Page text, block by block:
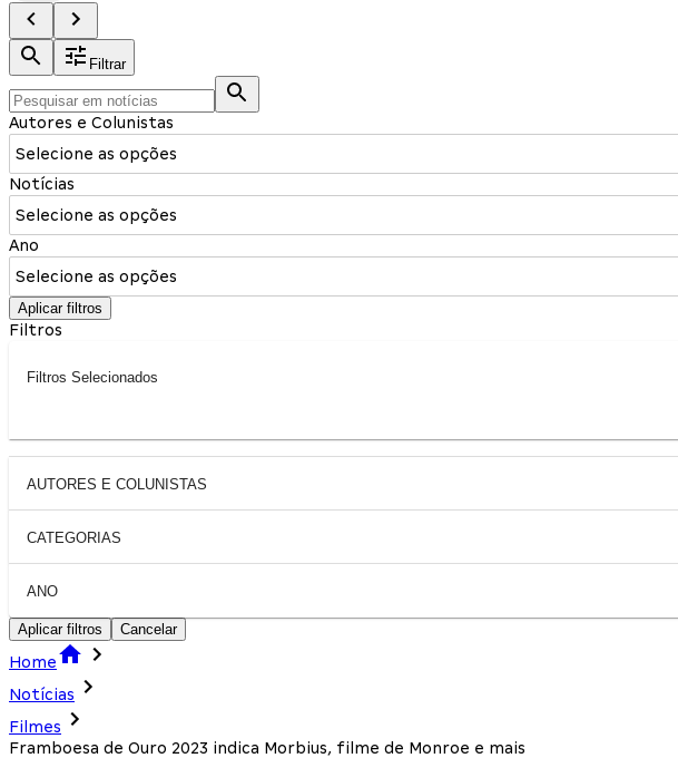
Filtrar
Autores e Colunistas
Selecione as opções
Notícias
Selecione as opções
Ano
Selecione as opções
Aplicar filtros
Filtros
Filtros Selecionados
AUTORES E COLUNISTAS
CATEGORIAS
ANO
Aplicar filtros Cancelar
Home
Notícias
Filmes
Framboesa de Ouro 2023 indica Morbius, filme de Monroe e mais